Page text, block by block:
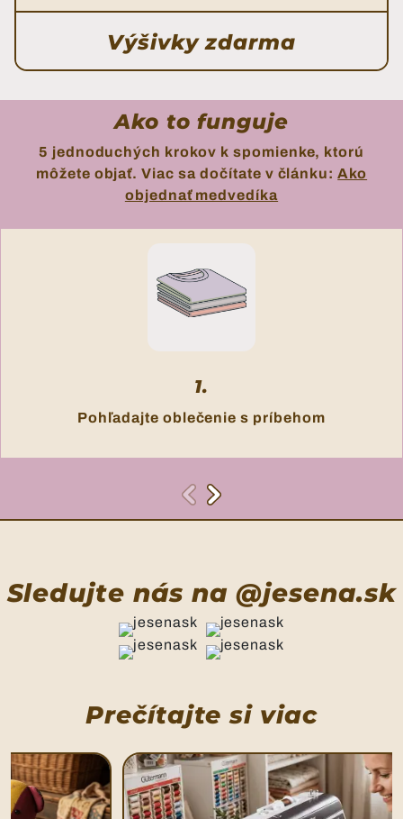
Výšivky zdarma
Ako to funguje
5 jednoduchých krokov k spomienke, ktorú
môžete objať. Viac sa dočítate v článku:Ako
objednať medvedíka
1.
Pohľadajte oblečenie s príbehom
Sledujte nás na @jesena.sk
Prečítajte si viac